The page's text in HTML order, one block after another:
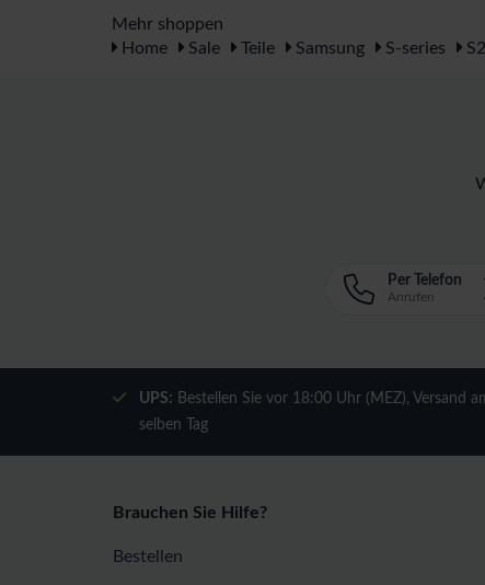
Mehr shoppen
Home
Sale Teile Samsung S-series
Per Telefon
Anrufen
UPS: Bestellen Sie vor 18:00 Uhr (MEZ), Versand
selben Tag
Brauchen Sie Hilfe?
Bestellen